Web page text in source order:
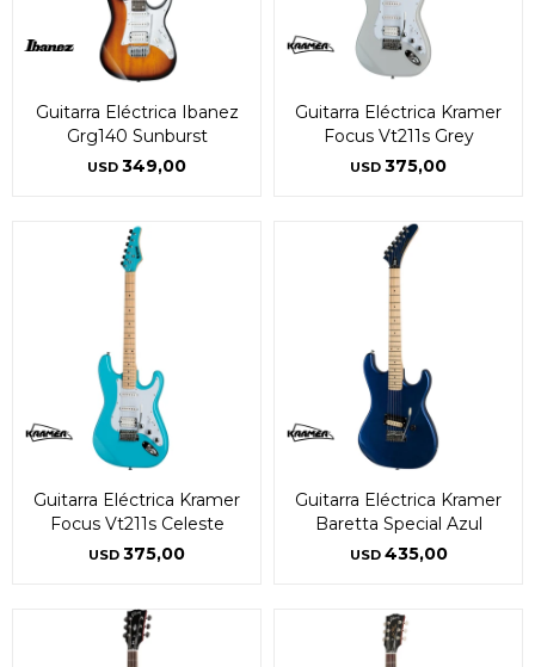
Guitarra Eléctrica Ibanez
Grg140 Sunburst
USD 349,00
Guitarra Eléctrica Kramer
Focus Vt211s Grey
USD 375,00
Guitarra Eléctrica Kramer
Focus Vt211s Celeste
USD 375,00
Guitarra Eléctrica Kramer
Baretta Special Azul
USD 435,00